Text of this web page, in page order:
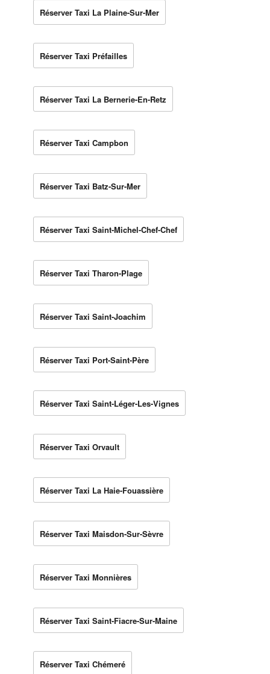
Réserver Taxi La Plaine-Sur-Mer
Réserver Taxi Préfailles
Réserver Taxi La Bernerie-En-Retz
Réserver Taxi Campbon
Réserver Taxi Batz-Sur-Mer
Réserver Taxi Saint-Michel-Chef-Chef
Réserver Taxi Tharon-Plage
Réserver Taxi Saint-Joachim
Réserver Taxi Port-Saint-Père
Réserver Taxi Saint-Léger-Les-Vignes
Réserver Taxi Orvault
Réserver Taxi La Haie-Fouassière
Réserver Taxi Maisdon-Sur-Sèvre
Réserver Taxi Monnières
Réserver Taxi Saint-Fiacre-Sur-Maine
Réserver Taxi Chémeré